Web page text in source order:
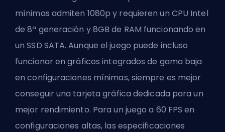
mínimas admiten 1080p y requieren un CPU Intel
de 8ª generación y 8GB de RAM funcionando en
un SSD SATA. Aunque el juego puede incluso
funcionar en gráficos integrados de gama baja
en configuraciones mínimas, siempre es mejor
conseguir una tarjeta gráfica dedicada para un
mejor rendimiento. Para un juego a 60 FPS en
configuraciones altas, las especificaciones